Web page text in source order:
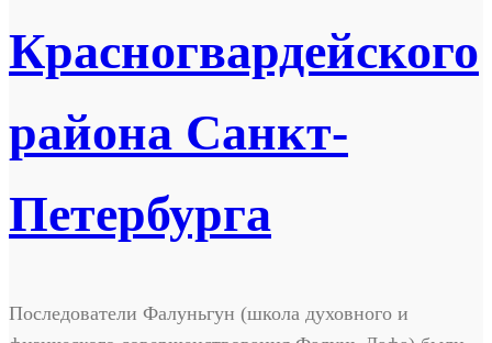
Красногвардейского
района Санкт-
Петербурга
Последователи Фалуньгун (школа духовного и